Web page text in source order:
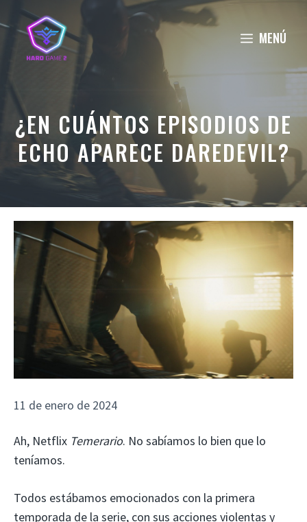
al
contenido
MENÚ
¿EN CUÁNTOS EPISODIOS DE
ECHO APARECE DAREDEVIL?
11 de enero de 2024
Ah, Netflix Temerario. No sabíamos lo bien que lo
teníamos.
Todos estábamos emocionados con la primera
temporada de la serie, con sus acciones violentas y